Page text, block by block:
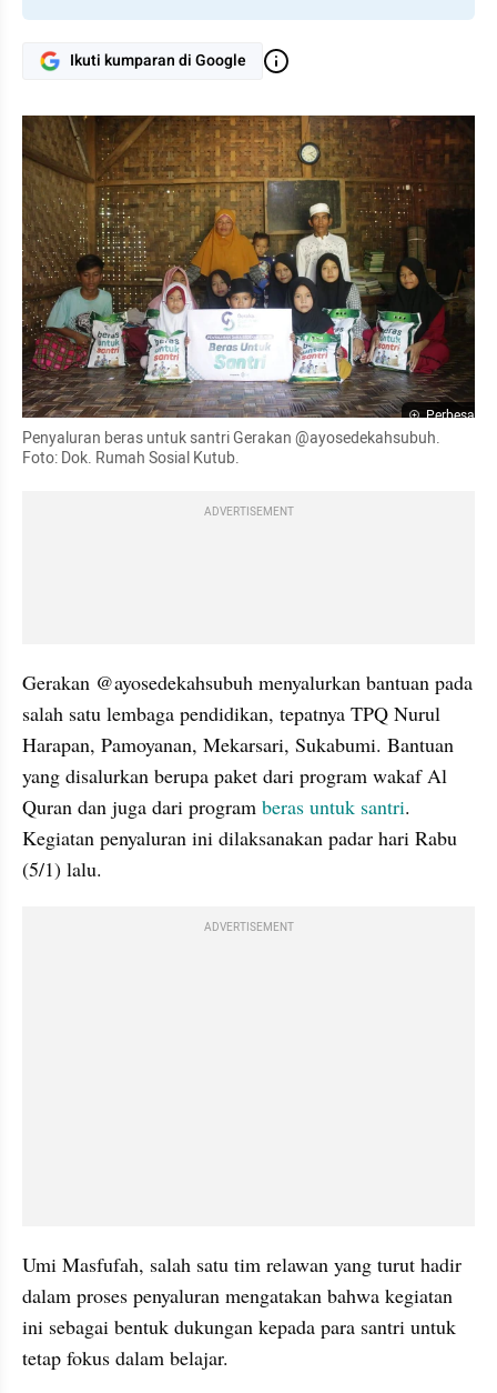
Ikuti kumparan di Google
Perbesar
Penyaluran beras untuk santri Gerakan @ayosedekahsubuh.
Foto: Dok. Rumah Sosial Kutub.
ADVERTISEMENT
Gerakan @ayosedekahsubuh menyalurkan bantuan pada
salah satu lembaga pendidikan, tepatnya TPQ Nurul
Harapan, Pamoyanan, Mekarsari, Sukabumi. Bantuan
yang disalurkan berupa paket dari program wakaf Al
Quran dan juga dari program beras untuk santri.
Kegiatan penyaluran ini dilaksanakan padar hari Rabu
(5/1) lalu.
ADVERTISEMENT
Umi Masfufah, salah satu tim relawan yang turut hadir
dalam proses penyaluran mengatakan bahwa kegiatan
ini sebagai bentuk dukungan kepada para santri untuk
tetap fokus dalam belajar.